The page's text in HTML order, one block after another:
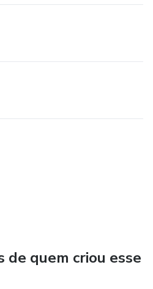
quem criou esse